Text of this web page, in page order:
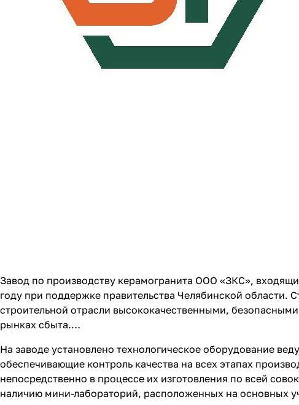
Завод по производству керамогранита ООО «ЗКС»,
году при поддержке правительства Челябинской области.
строительной отрасли высококачественными,
рынках сбыта.
На заводе установлено технологическое оборудование
обеспечивающие контроль качества на всех этапах
непосредственно в процессе их изготовления по всей
наличию мини-лабораторий, расположенных на основных